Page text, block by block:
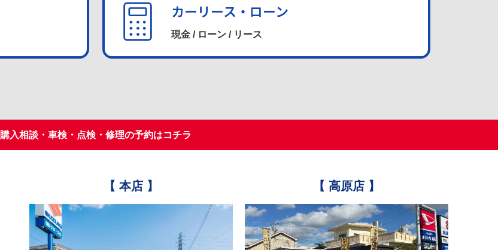
カーリース・ローン
現金 / ローン / リース
購入相談・車検・点検・修理の予約はコチラ
【 本店 】 【 高原店 】